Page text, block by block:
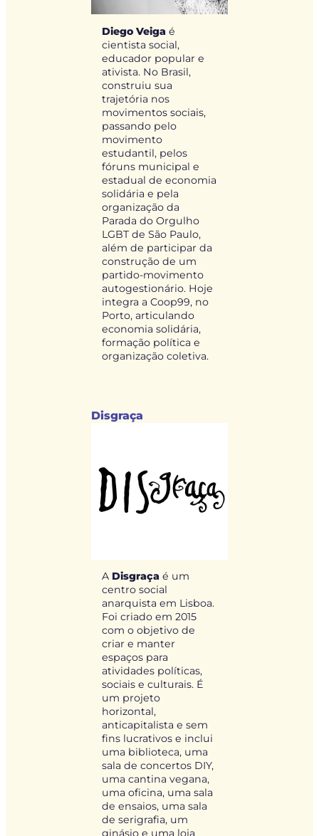
Diego Veiga é
cientista social,
educador popular e
ativista. No Brasil,
construiu sua
trajetória nos
movimentos sociais,
passando pelo
movimento
estudantil, pelos
fóruns municipal e
estadual de economia
solidária e pela
organização da
Parada do Orgulho
LGBT de São Paulo,
além de participar da
construção de um
partido-movimento
autogestionário. Hoje
integra a Coop99, no
Porto, articulando
economia solidária,
formação política e
organização coletiva.
Disgraça
A Disgraçaé um
centro social
anarquista em Lisboa.
Foi criado em 2015
com o objetivo de
criar e manter
espaços para
atividades políticas,
sociais e culturais. É
um projeto
horizontal,
anticapitalista e sem
fins lucrativos e inclui
uma biblioteca, uma
sala de concertos DIY,
uma cantina vegana,
uma oficina, uma sala
de ensaios, uma sala
de serigrafia, um
ginásio e uma loja